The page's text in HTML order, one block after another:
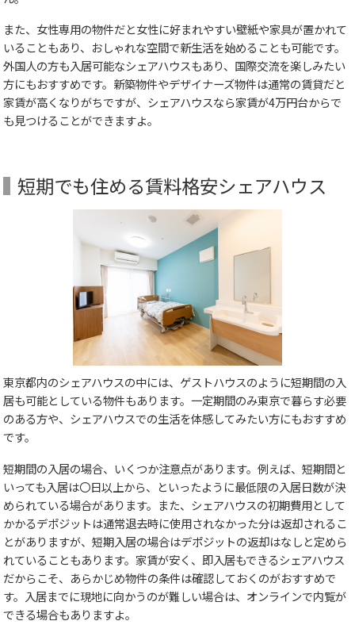
また、女性専用の物件だと女性に好まれやすい壁紙や家具が置かれて
いることもあり、おしゃれな空間で新生活を始めることも可能です。
外国人の方も入居可能なシェアハウスもあり、国際交流を楽しみたい
方にもおすすめです。新築物件やデザイナーズ物件は通常の賃貸だと
家賃が高くなりがちですが、シェアハウスなら家賃が4万円台からで
も見つけることができますよ。
短期でも住める賃料格安シェアハウス
東京都内のシェアハウスの中には、ゲストハウスのように短期間の入
居も可能としている物件もあります。一定期間のみ東京で暮らす必要
のある方や、シェアハウスでの生活を体感してみたい方にもおすすめ
です。
短期間の入居の場合、いくつか注意点があります。例えば、短期間と
いっても入居は〇日以上から、といったように最低限の入居日数が決
められている場合があります。また、シェアハウスの初期費用として
かかるデポジットは通常退去時に使用されなかった分は返却されるこ
とがありますが、短期入居の場合はデポジットの返却はなしと定めら
れていることもあります。家賃が安く、即入居もできるシェアハウス
だからこそ、あらかじめ物件の条件は確認しておくのがおすすめで
す。入居までに現地に向かうのが難しい場合は、オンラインで内覧が
できる場合もありますよ。